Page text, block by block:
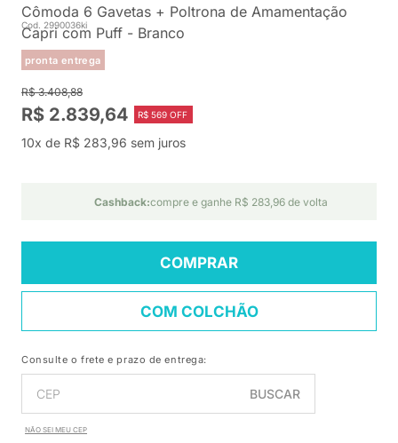
Cômoda 6 Gavetas + Poltrona de Amamentação
Capri com Puff - Branco
Cod. 2990036ki
pronta entrega
R$ 3.408,88
R$ 2.839,64 R$ 569 OFF
10x de R$ 283,96 sem juros
Cashback:compre e ganhe R$ 283,96 de volta
COMPRAR
COM COLCHÃO
Consulte o frete e prazo de entrega:
BUSCAR
NÃO SEI MEU CEP